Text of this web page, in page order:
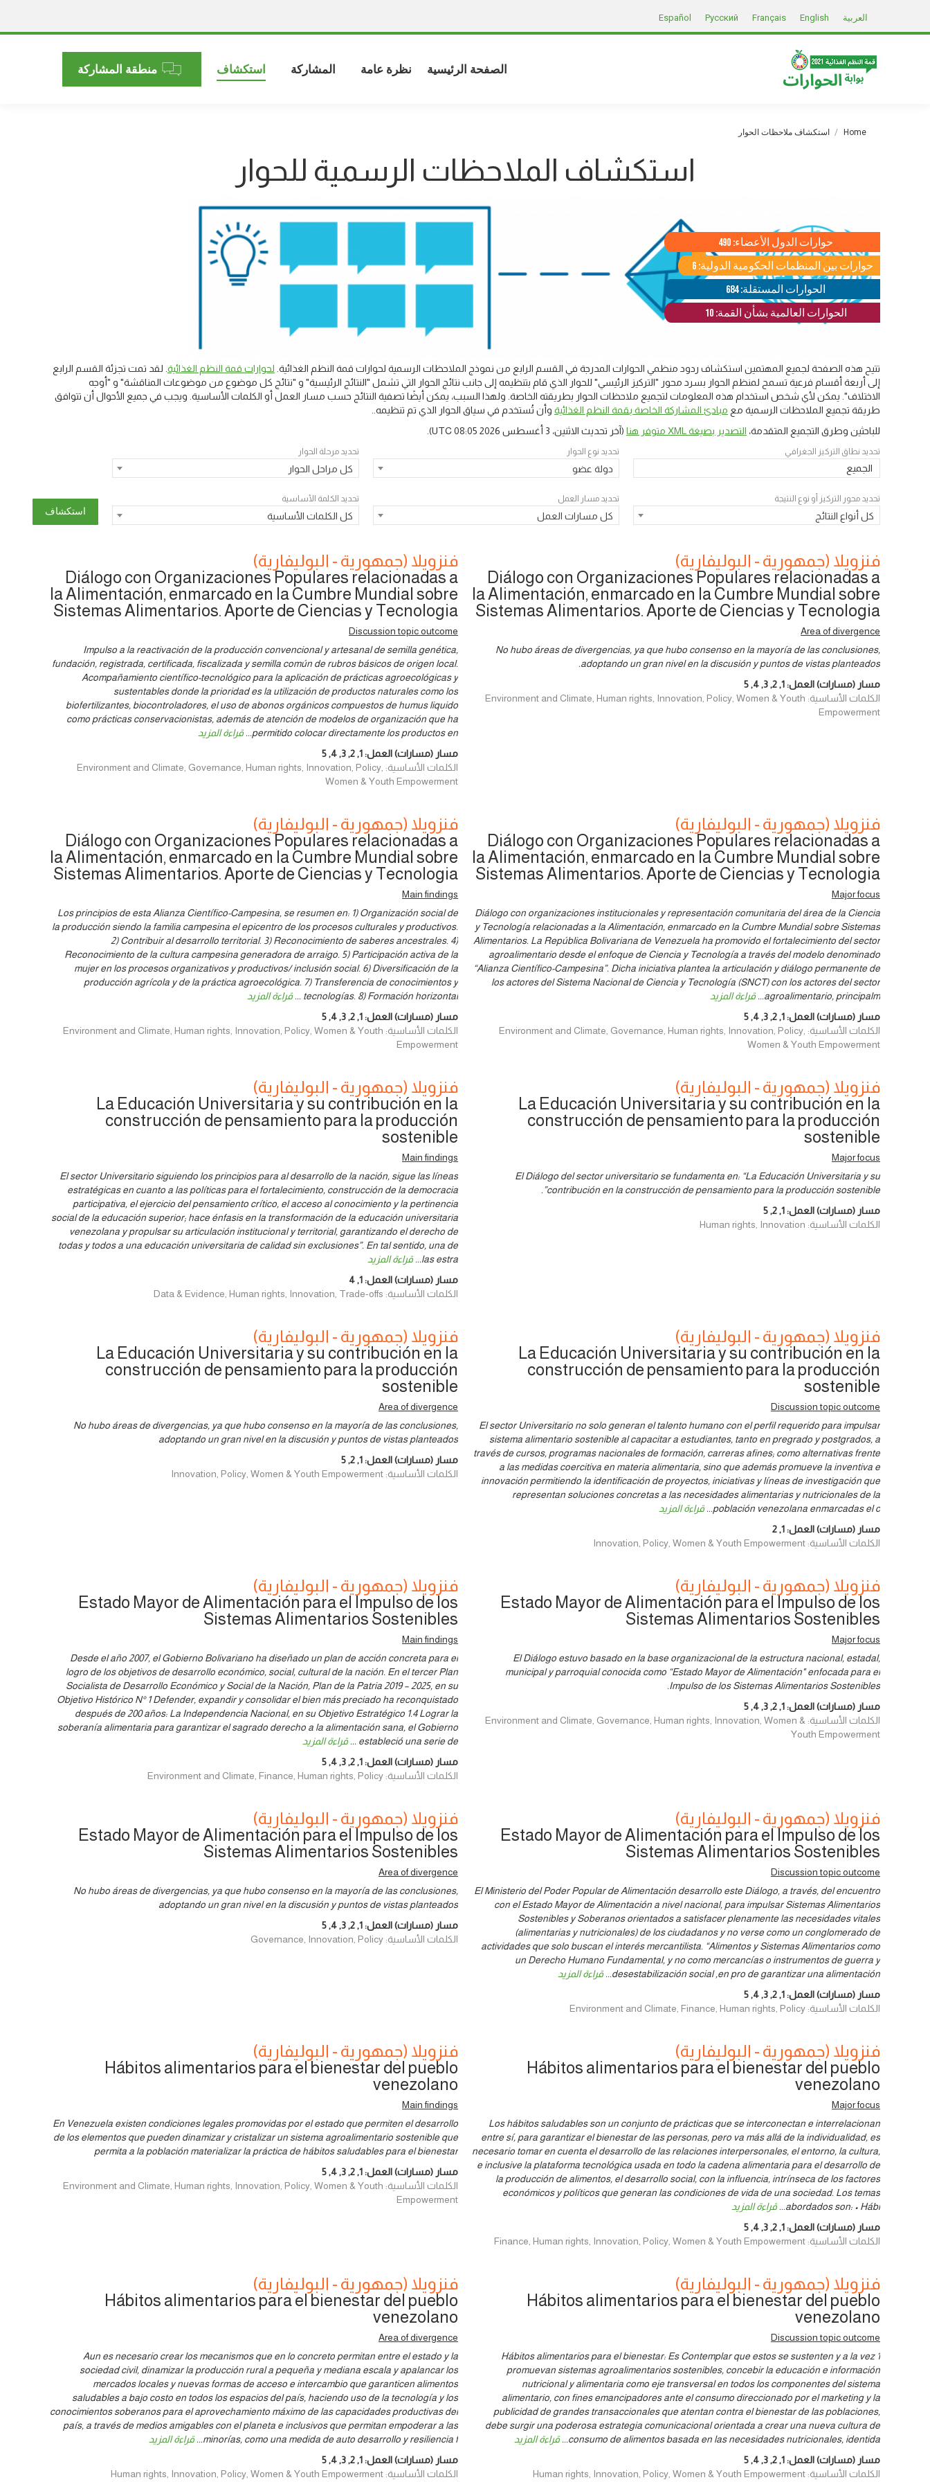
العربية English
Français
Русский
Español
الصفحة الرئيسية نظرة عامة المشاركة استكشاف منطقة المشاركة
You are here:
Home استكشاف ملاحظات الحوار
استكشاف الملاحظات الرسمية للحوار
حوارات الدول الأعضاء: 490
حوارات بين المنظمات الحكومية الدولية: 6
الحوارات المستقلة: 684
الحوارات العالمية بشأن القمة: 10
تتيح هذه الصفحة لجميع المهتمين استكشاف ردود منظمي الحوارات المدرجة في القسم الرابع من نموذج الملاحظات الرسمية لحوارات قمة النظم الغذائية. لحوارات قمة النظم الغذائية. لقد تمت تجزئة القسم الرابع
إلى أربعة أقسام فرعية تسمح لمنظم الحوار بسرد محور "التركيز الرئيسي" للحوار الذي قام بتنظيمه إلى جانب نتائج الحوار التي تشمل "النتائج الرئيسية" و "نتائج كل موضوع من موضوعات المناقشة" و "أوجه
الاختلاف". يمكن لأي شخص استخدام هذه المعلومات لتجميع ملاحظات الحوار بطريقته الخاصة. ولهذا السبب، يمكن أيضًا تصفية النتائج حسب مسار العمل أو الكلمات الأساسية. ويجب في جميع الأحوال أن تتوافق
طريقة تجميع الملاحظات الرسمية مع مبادئ المشاركة الخاصة بقمة النظم الغذائية وأن تُستخدم في سياق الحوار الذي تم تنظيمه..
للباحثين وطرق التجميع المتقدمة، التصدير بصيغة XML متوفر هنا (آخر تحديث الاثنين، 3 أغسطس 2026 08:05 UTC ).
تحديد نطاق التركيز الجغرافي
الجميع
تحديد نوع الحوار
دولة عضو
تحديد مرحلة الحوار
كل مراحل الحوار
تحديد محور التركيز أو نوع النتيجة
كل أنواع النتائج
تحديد مسار العمل
كل مسارات العمل
تحديد الكلمة الأساسية
كل الكلمات الأساسية
فنزويلا (جمهورية - البوليفارية)
Diálogo con Organizaciones Populares relacionadas a
la Alimentación, enmarcado en la Cumbre Mundial sobre
Sistemas Alimentarios. Aporte de Ciencias y Tecnologia
Area of divergence
No hubo áreas de divergencias, ya que hubo consenso en la mayoría de las conclusiones,
adoptando un gran nivel en la discusión y puntos de vistas planteados.
مسار (مسارات) العمل:1
,
2
,
3
,
4
,
5
الكلمات الأساسية: Environment and Climate, Human rights, Innovation, Policy, Women & Youth
Empowerment
فنزويلا (جمهورية - البوليفارية)
Diálogo con Organizaciones Populares relacionadas a
la Alimentación, enmarcado en la Cumbre Mundial sobre
Sistemas Alimentarios. Aporte de Ciencias y Tecnologia
Discussion topic outcome
Impulso a la reactivación de la producción convencional y artesanal de semilla genética,
fundación, registrada, certificada, fiscalizada y semilla común de rubros básicos de origen local.
Acompañamiento científico-tecnológico para la aplicación de prácticas agroecológicas y
sustentables donde la prioridad es la utilización de productos naturales como los
biofertilizantes, biocontroladores, el uso de abonos orgánicos compuestos de humus liquido
como prácticas conservacionistas, además de atención de modelos de organización que ha
permitido colocar directamente los productos en
... قراءة المزيد
مسار (مسارات) العمل:1
,
2
,
3
,
4
,
5
الكلمات الأساسية: Environment and Climate, Governance, Human rights, Innovation, Policy,
Women & Youth Empowerment
فنزويلا (جمهورية - البوليفارية)
Diálogo con Organizaciones Populares relacionadas a
la Alimentación, enmarcado en la Cumbre Mundial sobre
Sistemas Alimentarios. Aporte de Ciencias y Tecnologia
Major focus
Diálogo con organizaciones institucionales y representación comunitaria del área de la Ciencia
y Tecnología relacionadas a la Alimentación, enmarcado en la Cumbre Mundial sobre Sistemas
Alimentarios. La República Bolivariana de Venezuela ha promovido el fortalecimiento del sector
agroalimentario desde el enfoque de Ciencia y Tecnología a través del modelo denominado
“Alianza Científico-Campesina”. Dicha iniciativa plantea la articulación y diálogo permanente de
los actores del Sistema Nacional de Ciencia y Tecnología (SNCT) con los actores del sector
agroalimentario, principalm
... قراءة المزيد
مسار (مسارات) العمل:1
,
2
,
3
,
4
,
5
الكلمات الأساسية: Environment and Climate, Governance, Human rights, Innovation, Policy,
Women & Youth Empowerment
فنزويلا (جمهورية - البوليفارية)
Diálogo con Organizaciones Populares relacionadas a
la Alimentación, enmarcado en la Cumbre Mundial sobre
Sistemas Alimentarios. Aporte de Ciencias y Tecnologia
Main findings
Los principios de esta Alianza Científico-Campesina, se resumen en: 1) Organización social de
la producción siendo la familia campesina el epicentro de los procesos culturales y productivos.
2) Contribuir al desarrollo territorial. 3) Reconocimiento de saberes ancestrales. 4)
Reconocimiento de la cultura campesina generadora de arraigo. 5) Participación activa de la
mujer en los procesos organizativos y productivos/ inclusión social. 6) Diversificación de la
producción agrícola y de la práctica agroecológica. 7) Transferencia de conocimientos y
tecnologías. 8) Formación horizontal
... قراءة المزيد
مسار (مسارات) العمل:1
,
2
,
3
,
4
,
5
الكلمات الأساسية: Environment and Climate, Human rights, Innovation, Policy, Women & Youth
Empowerment
فنزويلا (جمهورية - البوليفارية)
La Educación Universitaria y su contribución en la
construcción de pensamiento para la producción
sostenible
Major focus
El Diálogo del sector universitario se fundamenta en: “La Educación Universitaria y su
contribución en la construcción de pensamiento para la producción sostenible”.
مسار (مسارات) العمل:1
,
2
,
5
الكلمات الأساسية: Human rights, Innovation
فنزويلا (جمهورية - البوليفارية)
La Educación Universitaria y su contribución en la
construcción de pensamiento para la producción
sostenible
Main findings
El sector Universitario siguiendo los principios para al desarrollo de la nación, sigue las líneas
estratégicas en cuanto a las políticas para el fortalecimiento, construcción de la democracia
participativa, el ejercicio del pensamiento crítico, el acceso al conocimiento y la pertinencia
social de la educación superior; hace énfasis en la transformación de la educación universitaria
venezolana y propulsar su articulación institucional y territorial, garantizando el derecho de
todas y todos a una educación universitaria de calidad sin exclusiones”. En tal sentido, una de
las estra
... قراءة المزيد
مسار (مسارات) العمل:1
,
4
الكلمات الأساسية: Data & Evidence, Human rights, Innovation, Trade-offs
فنزويلا (جمهورية - البوليفارية)
La Educación Universitaria y su contribución en la
construcción de pensamiento para la producción
sostenible
Discussion topic outcome
El sector Universitario no solo generan el talento humano con el perfil requerido para impulsar
sistema alimentario sostenible al capacitar a estudiantes, tanto en pregrado y postgrados, a
través de cursos, programas nacionales de formación, carreras afines; como alternativas frente
a las medidas coercitiva en materia alimentaria, sino que además promueve la inventiva e
innovación permitiendo la identificación de proyectos, iniciativas y líneas de investigación que
representan soluciones concretas a las necesidades alimentarias y nutricionales de la
población venezolana enmarcadas el c
... قراءة المزيد
مسار (مسارات) العمل:1
,
2
الكلمات الأساسية: Innovation, Policy, Women & Youth Empowerment
فنزويلا (جمهورية - البوليفارية)
La Educación Universitaria y su contribución en la
construcción de pensamiento para la producción
sostenible
Area of divergence
No hubo áreas de divergencias, ya que hubo consenso en la mayoría de las conclusiones,
adoptando un gran nivel en la discusión y puntos de vistas planteados
مسار (مسارات) العمل:1
,
2
,
5
الكلمات الأساسية: Innovation, Policy, Women & Youth Empowerment
فنزويلا (جمهورية - البوليفارية)
Estado Mayor de Alimentación para el Impulso de los
Sistemas Alimentarios Sostenibles
Major focus
El Diálogo estuvo basado en la base organizacional de la estructura nacional, estadal,
municipal y parroquial conocida como “Estado Mayor de Alimentación" enfocada para el
Impulso de los Sistemas Alimentarios Sostenibles.
مسار (مسارات) العمل:1
,
2
,
3
,
4
,
5
الكلمات الأساسية: Environment and Climate, Governance, Human rights, Innovation, Women &
Youth Empowerment
فنزويلا (جمهورية - البوليفارية)
Estado Mayor de Alimentación para el Impulso de los
Sistemas Alimentarios Sostenibles
Main findings
Desde el año 2007, el Gobierno Bolivariano ha diseñado un plan de acción concreta para el
logro de los objetivos de desarrollo económico, social, cultural de la nación. En el tercer Plan
Socialista de Desarrollo Económico y Social de la Nación, Plan de la Patria 2019 – 2025, en su
Objetivo Histórico N° 1 Defender, expandir y consolidar el bien más preciado ha reconquistado
después de 200 años: La Independencia Nacional, en su Objetivo Estratégico 1.4 Lograr la
soberanía alimentaria para garantizar el sagrado derecho a la alimentación sana, el Gobierno
estableció una serie de
... قراءة المزيد
مسار (مسارات) العمل:1
,
2
,
3
,
4
,
5
الكلمات الأساسية: Environment and Climate, Finance, Human rights, Policy
فنزويلا (جمهورية - البوليفارية)
Estado Mayor de Alimentación para el Impulso de los
Sistemas Alimentarios Sostenibles
Discussion topic outcome
El Ministerio del Poder Popular de Alimentación desarrollo este Diálogo, a través, del encuentro
con el Estado Mayor de Alimentación a nivel nacional, para impulsar Sistemas Alimentarios
Sostenibles y Soberanos orientados a satisfacer plenamente las necesidades vitales
(alimentarias y nutricionales) de los ciudadanos y no verse como un conglomerado de
actividades que solo buscan el interés mercantilista. “Alimentos y Sistemas Alimentarios como
un Derecho Humano Fundamental, y no como mercancías o instrumentos de guerra y
desestabilización social ,en pro de garantizar una alimentación
... قراءة المزيد
مسار (مسارات) العمل:1
,
2
,
3
,
4
,
5
الكلمات الأساسية: Environment and Climate, Finance, Human rights, Policy
فنزويلا (جمهورية - البوليفارية)
Estado Mayor de Alimentación para el Impulso de los
Sistemas Alimentarios Sostenibles
Area of divergence
No hubo áreas de divergencias, ya que hubo consenso en la mayoría de las conclusiones,
adoptando un gran nivel en la discusión y puntos de vistas planteados
مسار (مسارات) العمل:1
,
2
,
3
,
4
,
5
الكلمات الأساسية: Governance, Innovation, Policy
فنزويلا (جمهورية - البوليفارية)
Hábitos alimentarios para el bienestar del pueblo
venezolano
Major focus
Los hábitos saludables son un conjunto de prácticas que se interconectan e interrelacionan
entre sí, para garantizar el bienestar de las personas, pero va más allá de la individualidad, es
necesario tomar en cuenta el desarrollo de las relaciones interpersonales, el entorno, la cultura,
e inclusive la plataforma tecnológica usada en todo la cadena alimentaria para el desarrollo de
la producción de alimentos, el desarrollo social, con la influencia, intrínseca de los factores
económicos y políticos que generan las condiciones de vida de una sociedad. Los temas
abordados son: • Hábi
... قراءة المزيد
مسار (مسارات) العمل:1
,
2
,
3
,
4
,
5
الكلمات الأساسية: Finance, Human rights, Innovation, Policy, Women & Youth Empowerment
فنزويلا (جمهورية - البوليفارية)
Hábitos alimentarios para el bienestar del pueblo
venezolano
Main findings
En Venezuela existen condiciones legales promovidas por el estado que permiten el desarrollo
de los elementos que pueden dinamizar y cristalizar un sistema agroalimentario sostenible que
permita a la población materializar la práctica de hábitos saludables para el bienestar
مسار (مسارات) العمل:1
,
2
,
3
,
4
,
5
الكلمات الأساسية: Environment and Climate, Human rights, Innovation, Policy, Women & Youth
Empowerment
فنزويلا (جمهورية - البوليفارية)
Hábitos alimentarios para el bienestar del pueblo
venezolano
Discussion topic outcome
1 Hábitos alimentarios para el bienestar: Es Contemplar que estos se sustenten y a la vez
promuevan sistemas agroalimentarios sostenibles, concebir la educación e información
nutricional y alimentaria como eje transversal en todos los componentes del sistema
alimentario, con fines emancipadores ante el consumo direccionado por el marketing y la
publicidad de grandes transaccionales que atentan contra el bienestar de las poblaciones,
debe surgir una poderosa estrategia comunicacional orientada a crear una nueva cultura de
consumo de alimentos basada en las necesidades nutricionales, identida
... قراءة المزيد
مسار (مسارات) العمل:1
,
2
,
3
,
4
,
5
الكلمات الأساسية: Human rights, Innovation, Policy, Women & Youth Empowerment
فنزويلا (جمهورية - البوليفارية)
Hábitos alimentarios para el bienestar del pueblo
venezolano
Area of divergence
Aun es necesario crear los mecanismos que en lo concreto permitan entre el estado y la
sociedad civil, dinamizar la producción rural a pequeña y mediana escala y apalancar los
mercados locales y nuevas formas de acceso e intercambio que garanticen alimentos
saludables a bajo costo en todos los espacios del país, haciendo uso de la tecnología y los
conocimientos soberanos para el aprovechamiento máximo de las capacidades productivas del
país, a través de medios amigables con el planeta e inclusivos que permitan empoderar a las
minorías, como una medida de auto desarrollo y resiliencia f
... قراءة المزيد
مسار (مسارات) العمل:1
,
2
,
3
,
4
,
5
الكلمات الأساسية: Human rights, Innovation, Policy, Women & Youth Empowerment